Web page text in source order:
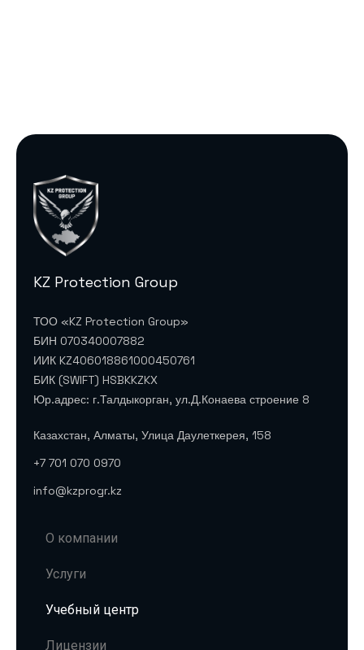
KZ Protection Group
ТОО «KZ Protection Group»
БИН 070340007882
ИИК KZ406018861000450761
БИК (SWIFT) HSBKKZKX
Юр.адрес: г.Талдыкорган, ул.Д.Конаева строение 8
Казахстан, Алматы, Улица Даулеткерея, 158
+7 701 070 0970
info@kzprogr.kz
О компании
Услуги
Учебный центр
Лицензии